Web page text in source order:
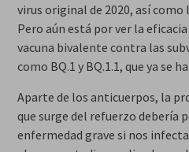
virus original de 2020, así
Pero aún está por ver la
vacuna bivalente contra las
como BQ.1 y BQ.1.1, que ya se
Aparte de los anticuerpos, la
que surge del refuerzo debería
enfermedad grave si nos